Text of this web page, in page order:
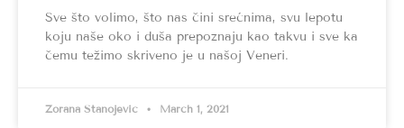
Sve što volimo, što nas čini srećnima, svu lepotu
koju naše oko i duša prepoznaju kao takvu i sve ka
čemu težimo skriveno je u našoj Veneri.
Zorana Stanojević March 1, 2021